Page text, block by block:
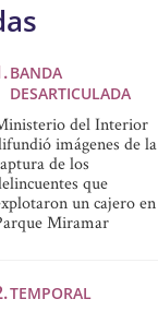
BANDA
DESARTICULADA
del Interior
imágenes de la
de los
que
un cajero en
Miramar
TEMPORAL